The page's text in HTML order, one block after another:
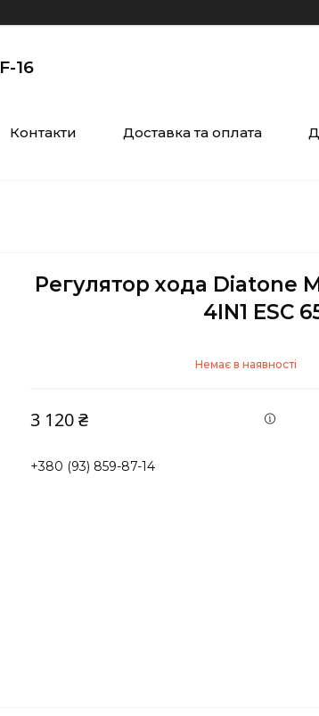
F-16
Контакти Доставка та оплата
Регулятор хода Diatone
4IN1 ESC
Немає в наявності
3 120 ₴
+380 (93) 859-87-14